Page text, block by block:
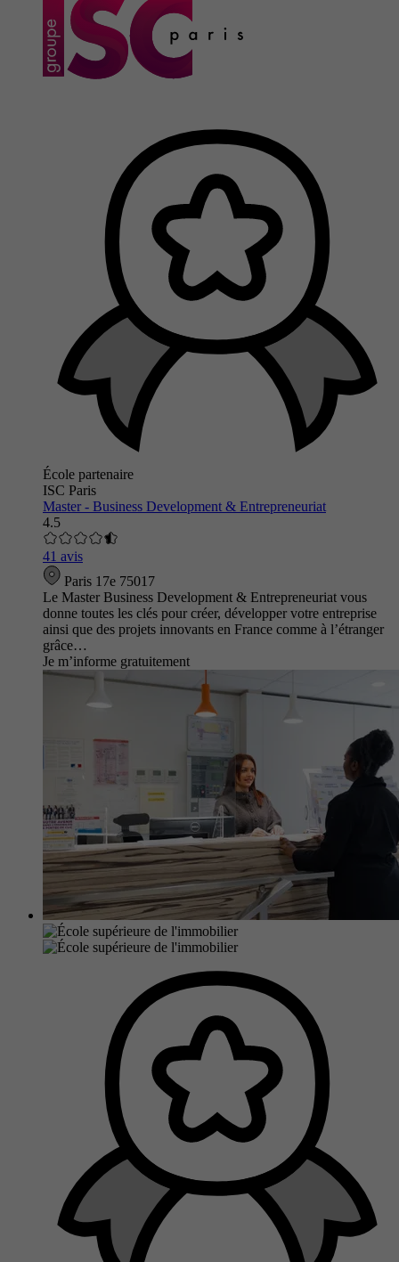
École partenaire
ISC Paris
Master - Business Development & Entrepreneuriat
4.5
41 avis
Paris 17e 75017
Le Master Business Development & Entrepreneuriat vous
donne toutes les clés pour créer, développer votre entreprise
ainsi que des projets innovants en France comme à l’étranger
grâce…
Je m’informe gratuitement